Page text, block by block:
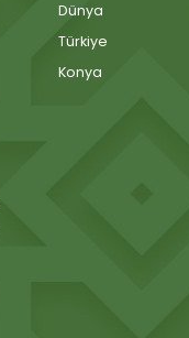
Dünya
Türkiye
Konya